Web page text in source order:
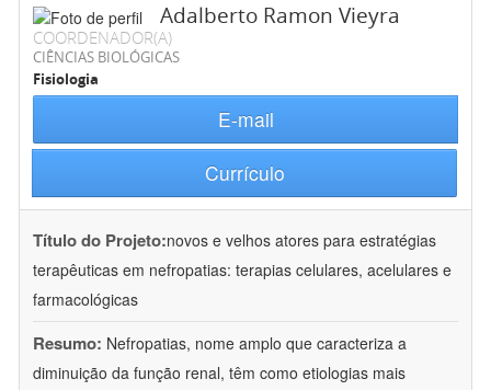
Adalberto Ramon Vieyra
COORDENADOR(A)
CIÊNCIAS BIOLÓGICAS
Fisiologia
E-mail
Currículo
Título do Projeto:novos e velhos atores para estratégias
terapêuticas em nefropatias: terapias celulares, acelulares e
farmacológicas
Resumo: Nefropatias, nome amplo que caracteriza a
diminuição da função renal, têm como etiologias mais